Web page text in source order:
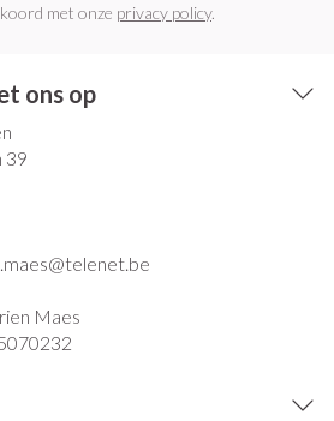
met onze privacy policy.
ons op
39
telenet.be
Maes